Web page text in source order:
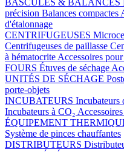
BASCULES & BALANCES
précision Balances compactes
d'étalonnage
CENTRIFUGEUSES
Centrifugeuses de paillasse
à hématocrite Accessoires
FOURS Étuves de séchage
UNITÉS DE SÉCHAGE
porte-objets
INCUBATEURS Incubateurs
Incubateurs à CO₂
ÉQUIPEMENT
Système de pinces chauffantes
DISTRIBUTEURS